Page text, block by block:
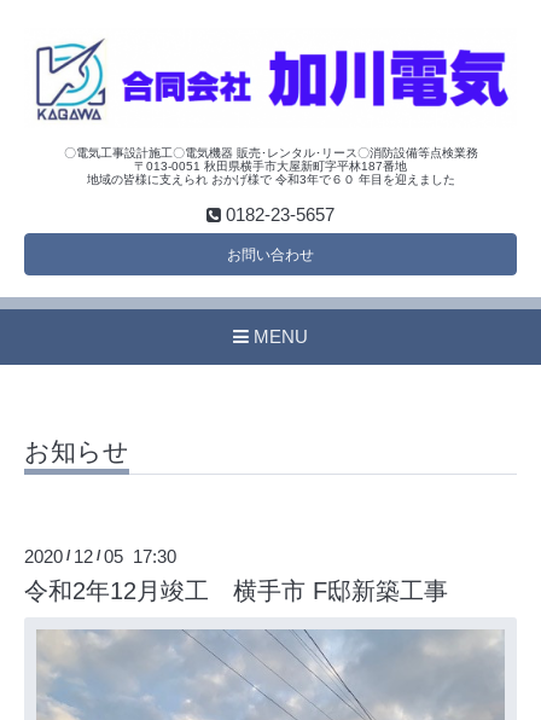
〇電気工事設計施工〇電気機器 販売･レンタル･リース〇消防設備等点検業務
〒013-0051 秋田県横手市大屋新町字平林187番地
地域の皆様に支えられ おかげ様で 令和3年で６０ 年目を迎えました
0182-23-5657
お問い合わせ
MENU
お知らせ
2020 / 12 /05 17:30
令和2年12月竣工 横手市 F邸新築工事